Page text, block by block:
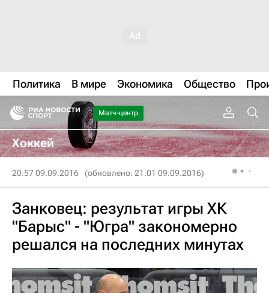
Политика В мире Экономика Общество
Матч-центр
Хоккей
20:57 09.09.2016 (обновлено: 21:01 09.09.2016)
Занковец: результат игры ХК
"Барыс" - "Югра" закономерно
решался на последних минутах